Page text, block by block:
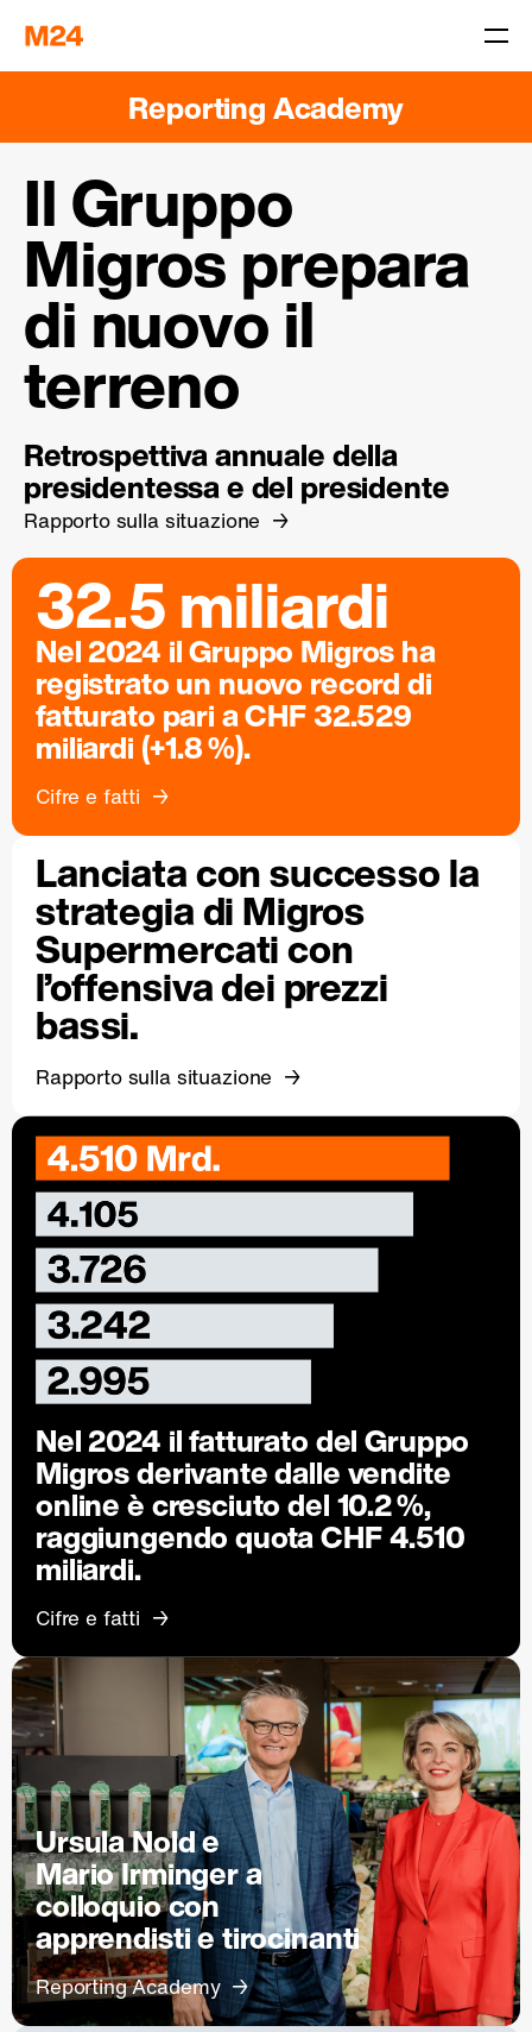
Reporting Academy
Il Gruppo
Migros prepara
di nuovo il
terreno
Retrospettiva annuale della
presidentessa e del presidente
Rapporto sulla situazione
32.5 miliardi
Nel 2024 il Gruppo Migros ha
registrato un nuovo record di
fatturato pari a CHF 32.529
miliardi (+1.8 %).
Cifre e fatti
Lanciata con successo la
strategia di Migros
Supermercati con
l’offensiva dei prezzi
bassi.
Rapporto sulla situazione
Nel 2024 il fatturato del Gruppo
Migros derivante dalle vendite
online è cresciuto del10.2 %,
raggiungendo quota CHF 4.510
miliardi.
Cifre e fatti
Ursula Nold e
Mario Irminger a
colloquio con
apprendisti e tirocinanti
Reporting Academy